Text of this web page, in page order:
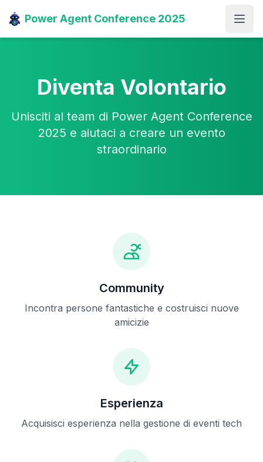
Power Agent Conference 2025
Diventa Volontario
Unisciti al team di Power Agent Conference
2025 e aiutaci a creare un evento
straordinario
Community
Incontra persone fantastiche e costruisci nuove
amicizie
Esperienza
Acquisisci esperienza nella gestione di eventi tech